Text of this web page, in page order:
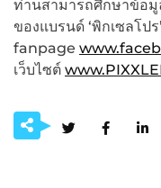
ท่านสามารถศึกษาข้อมู
ของแบรนด์ ‘พิกเซลโป
fanpage
เว็บไซต์